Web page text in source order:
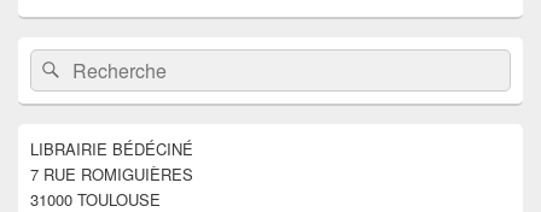
Zone
principale
de
widget
barre
latérale
Recherche :Rechercher
LIBRAIRIE BÉDÉCINÉ
7 RUE ROMIGUIÈRES
31000 TOULOUSE